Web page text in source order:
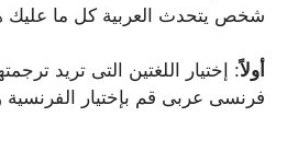
شخص يتحدث العربية كل ما عليك
أولاً: إختيار اللغتين التى تريد
فرنسى عربى قم بإختيار الفرنسية